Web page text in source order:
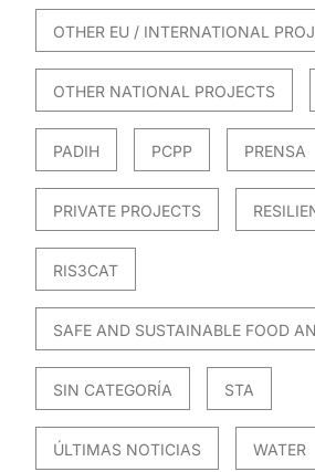
OTHER EU / INTERNATIONAL
OTHER NATIONAL PROJECTS
PADIH PCPP PRENSA
PRIVATE PROJECTS
RIS3CAT
SAFE AND SUSTAINABLE FOOD
SIN CATEGORÍA STA
ÚLTIMAS NOTICIAS WATER